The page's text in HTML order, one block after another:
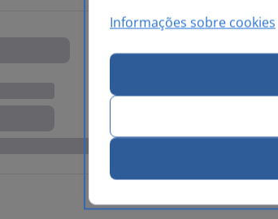
Informações sobre cookies